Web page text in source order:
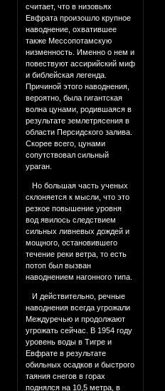
считает, что в низовьях
Евфрата произошло крупное
наводнение, охватившее
также Мессопотамскую
низменность. Именно о нем и
повествуют ассирийский миф
и библейская легенда.
Причиной этого наводнения,
вероятно, была гигантская
волна цунами, родившаяся в
результате землетрясения в
области Персидского залива.
Скорее всего, цунами
сопутствовал сильный
ураган.
Но большая часть ученых
склоняется к мысли, что это
резкое повышение уровня
вод явилось следствием
сильных ливневых дождей и
мощного, остановившего
тече­ние реки ветра, то есть
потоп был вызван
наводнением нагонного типа.
И действительно, речные
наводнения всегда угрожали
Междуречью и продолжают
угрожать сейчас. В 1954 году
уровень воды в Тигре и
Евфрате в результате
обильных осадков и быстрого
таяния снегов в горах
поднялся на 10,5 метра, в